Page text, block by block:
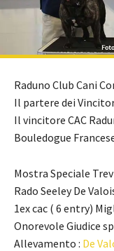
Raduno Club Cani
Il partere dei
Il vincitore CAC
Bouledogue
Mostra Speciale
Rado Seeley De
1ex cac ( 6 entry)
Onorevole Giudice
Allevamento : De